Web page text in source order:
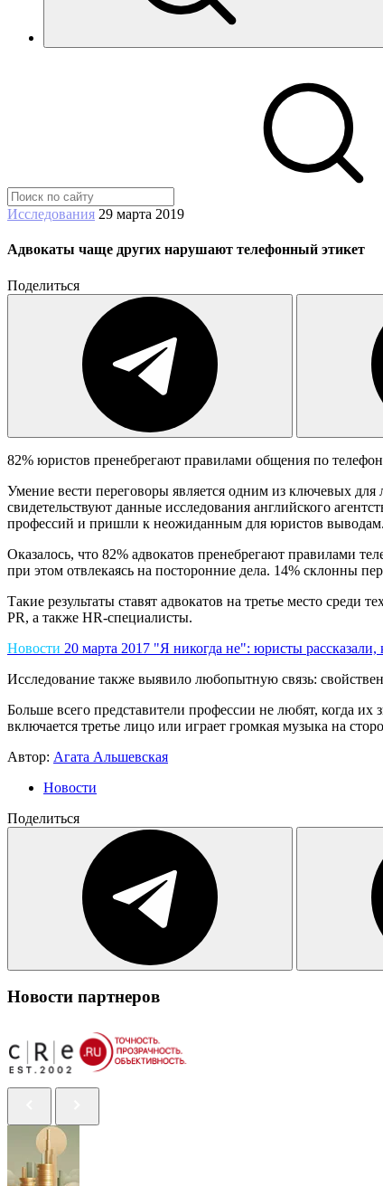
Исследования 29 марта 2019
Адвокаты чаще других нарушают телефонный этикет
Поделиться
82% юристов пренебрегают правилами общения по
Умение вести переговоры является одним из ключевых
свидетельствуют данные исследования английского
профессий и пришли к неожиданным для юристов выводам.
Оказалось, что 82% адвокатов пренебрегают правилами
при этом отвлекаясь на посторонние дела. 14% склонны
Такие результаты ставят адвокатов на третье место
PR, а также HR-специалисты.
Новости 20 марта 2017 "Я никогда не": юристы
Исследование также выявило любопытную связь:
Больше всего представители профессии не любят, когда
включается третье лицо или играет громкая музыка на
Автор: Агата Альшевская
Новости
Поделиться
Новости партнеров